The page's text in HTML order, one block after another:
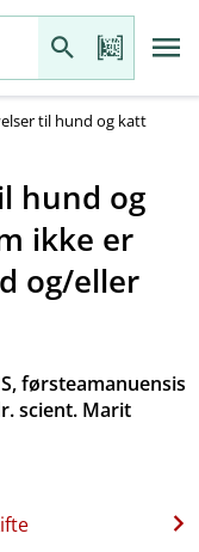
til hund og katt
hund og
ikke er
og​/​eller
førsteamanuensis
scient. Marit